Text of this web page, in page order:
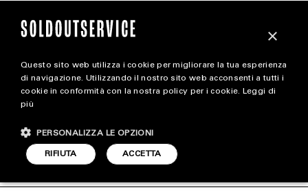
magazine
STYLE
FOOTWEAR
#NIKE PG5 SOLDOUTSERVICE
×
Questo sito web utilizza i cookie per migliorare la tua esperienza
di navigazione. Utilizzando il nostro sito web acconsenti a tutti i
cookie in conformità con la nostra policy per i cookie. Leggi di
più
ACCETTA
RIFIUTA
PERSONALIZZA LE OPZIONI